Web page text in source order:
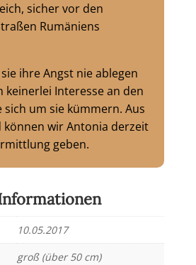
sicher vor den
Rumäniens
ihre Angst nie ablegen
keinerlei Interesse an den
sich um sie kümmern. Aus
können wir Antonia derzeit
geben.
10.05.2017
groß (über 50 cm)